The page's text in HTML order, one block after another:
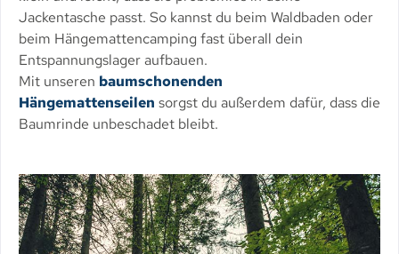
Jackentasche passt. So kannst du beim Waldbaden oder
beim Hängemattencamping fast überall dein
Entspannungslager aufbauen.
Mit unseren baumschonenden
Hängemattenseilen sorgst du außerdem dafür, dass die
Baumrinde unbeschadet bleibt.